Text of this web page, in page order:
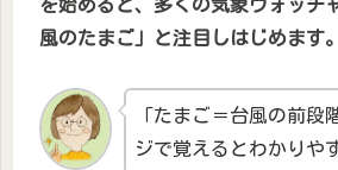
を始めると、多くの気象ウォッチ
風のたまご」と注目しはじめます。
「たまご＝台風の前段
ジで覚えるとわかりや